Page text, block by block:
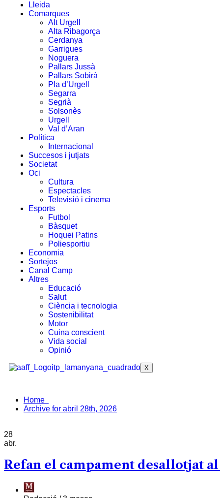
Lleida
Comarques
Alt Urgell
Alta Ribagorça
Cerdanya
Garrigues
Noguera
Pallars Jussà
Pallars Sobirà
Pla d’Urgell
Segarra
Segrià
Solsonès
Urgell
Val d’Aran
Política
Internacional
Succesos i jutjats
Societat
Oci
Cultura
Espectacles
Televisió i cinema
Esports
Futbol
Bàsquet
Hoquei Patins
Poliesportiu
Economia
Sortejos
Canal Camp
Altres
Educació
Salut
Ciència i tecnologia
Sostenibilitat
Motor
Cuina conscient
Vida social
Opinió
X
Home
Archive for abril 28th, 2026
28
abr.
Refan el campament desallotjat